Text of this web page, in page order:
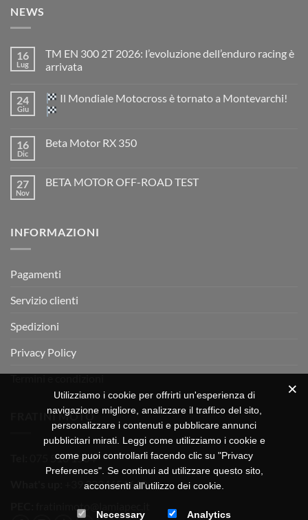
NEWS
16
Lug
TM EN 300 2T 2026: l’evoluzione dell’enduro racing è
arrivata
su
TM
EN
2026:
è
arrivata
24
Giu
Il Mondiale Motocross è tornato a Montevarchi!
su
Motocross
è
16
Dic
Beta Motor RX 350
Beta
27
Nov
BETA MOTOR OFF-ROAD TEST
MOTOR
INFORMAZIONI
Pagamenti
Servizio clienti
Spedizioni
Privacy Policy
Termini e condizioni
FRATINI MOTO
075 518 1504
+39 3334656649
Utilizziamo i cookie per offrirti un'esperienza di
navigazione migliore, analizzare il traffico del sito,
personalizzare i contenuti e pubblicare annunci
pubblicitari mirati. Leggi come utilizziamo i cookie e
come puoi controllarli facendo clic su "Privacy
Preferences". Se continui ad utilizzare questo sito,
acconsenti all'utilizzo dei cookie.
Necessary Analytics